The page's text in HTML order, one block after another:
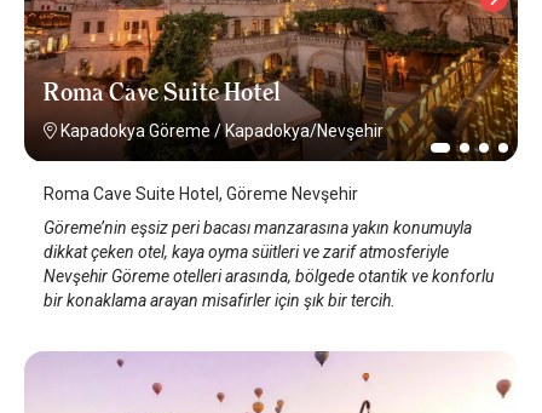
Roma Cave Suite Hotel
Kapadokya Göreme /Kapadokya/Nevşehir
Roma Cave Suite Hotel, Göreme Nevşehir
Göreme’nin eşsiz peri bacası manzarasına yakın konumuyla
dikkat çeken otel, kaya oyma süitleri ve zarif atmosferiyle
Nevşehir Göreme otelleri arasında, bölgede otantik ve konforlu
bir konaklama arayan misafirler için şık bir tercih.